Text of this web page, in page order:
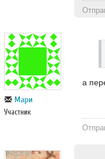
Мари
Участник
а